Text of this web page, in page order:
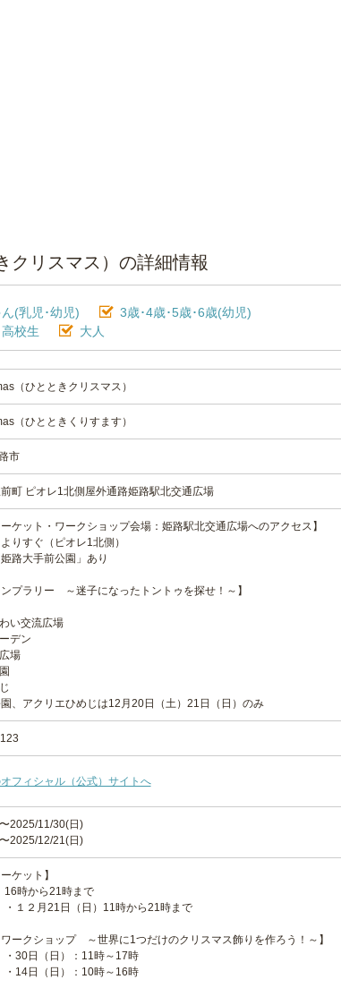
クリスマス）の詳細情報
(乳児･幼児)
3歳･4歳･5歳･6歳(幼児)
校生 大人
（ひとときクリスマス）
（ひとときくりすます）
市
町 ピオレ1北側屋外通路姫路駅北交通広場
ーケット・ワークショップ会場：姫路駅北交通広場へのアクセス】
りすぐ（ピオレ1北側）
路大手前公園」あり
ンプラリー ～迷子になったトントゥを探せ！～】
い交流広場
デン
場
、アクリエひめじは12月20日（土）21日（日）のみ
フィシャル（公式）サイトへ
2025/11/30(日)
2025/12/21(日)
ケット】
16時から21時まで
・１２月21日（日）11時から21時まで
ワークショップ ～世界に1つだけのクリスマス飾りを作ろう！～】
・30日（日）：11時～17時
・14日（日）：10時～16時